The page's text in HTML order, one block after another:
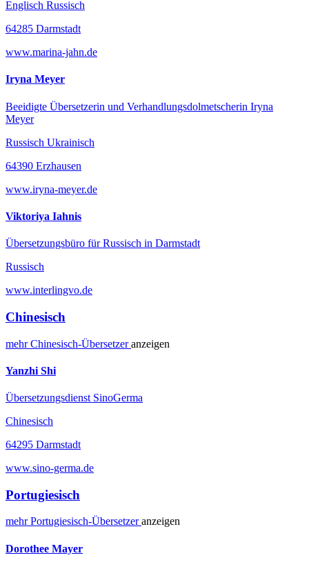
Englisch Russisch
64285 Darmstadt
www.marina-jahn.de
Iryna Meyer
Beeidigte Übersetzerin und Verhandlungsdolmetscherin Iryna
Meyer
Russisch Ukrainisch
64390 Erzhausen
www.iryna-meyer.de
Viktoriya Iahnis
Übersetzungsbüro für Russisch in Darmstadt
Russisch
www.interlingvo.de
Chinesisch
mehrChinesisch-Übersetzeranzeigen
Yanzhi Shi
Übersetzungsdienst SinoGerma
Chinesisch
64295 Darmstadt
www.sino-germa.de
Portugiesisch
mehrPortugiesisch-Übersetzeranzeigen
Dorothee Mayer